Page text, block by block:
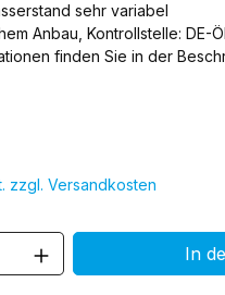
sehr variabel
Anbau, Kontrollstelle: DE-
finden Sie in der
zzgl. Versandkosten
Gib den
In